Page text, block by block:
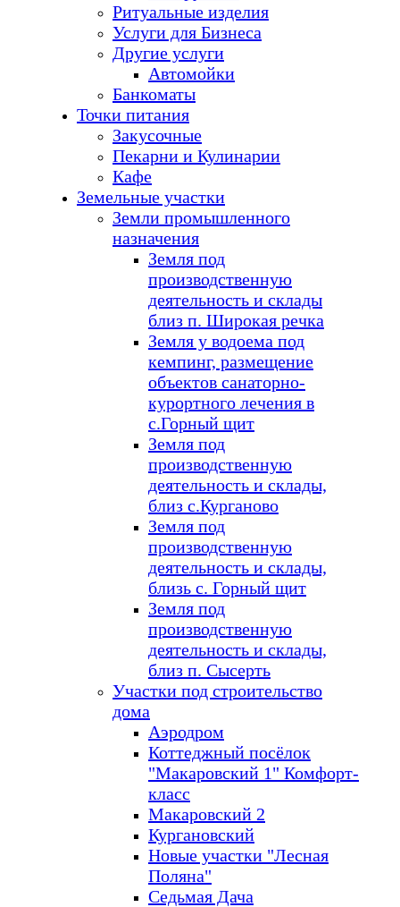
Ритуальные изделия
Услуги для Бизнеса
Другие услуги
Автомойки
Банкоматы
Точки питания
Закусочные
Пекарни и Кулинарии
Кафе
Земельные участки
Земли промышленного
назначения
Земля под
производственную
деятельность и склады
близ п. Широкая речка
Земля у водоема под
кемпинг, размещение
объектов санаторно-
курортного лечения в
с.Горный щит
Земля под
производственную
деятельность и склады,
близ с.Курганово
Земля под
производственную
деятельность и склады,
близь с. Горный щит
Земля под
производственную
деятельность и склады,
близ п. Сысерть
Участки под строительство
дома
Аэродром
Коттеджный посёлок
"Макаровский 1" Комфорт-
класс
Макаровский 2
Кургановский
Новые участки "Лесная
Поляна"
Седьмая Дача